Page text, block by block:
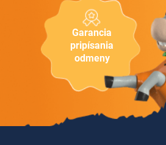
Garancia
pripísania
odmeny